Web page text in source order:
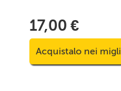
17,00 €
Acquistalo nei